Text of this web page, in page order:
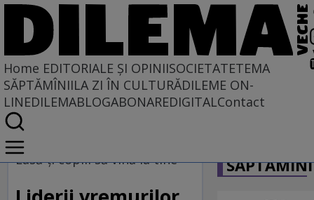
Home EDITORIALE ȘI OPINIISOCIETATETEMA
SĂPTĂMÎNIILA ZI ÎN CULTURĂDILEME ON-
LINEDILEMABLOGABONAREDIGITALContact
Home
EDITORIALE ȘI OPINII
PE CE LUME TRĂIM
Lasă-ţi copiii să vină la tine